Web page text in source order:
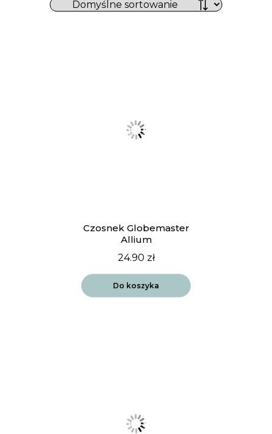
Czosnek Globemaster
Allium
24.90 zł
Do koszyka